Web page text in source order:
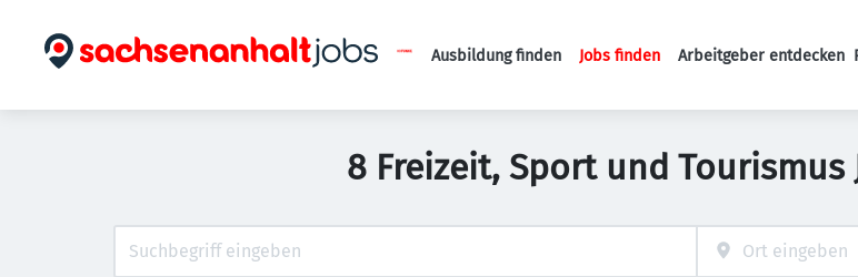
Haupt-Navigation
Ausbildung finden Jobs finden Arbeitgeber entdecken
8 Freizeit, Sport und